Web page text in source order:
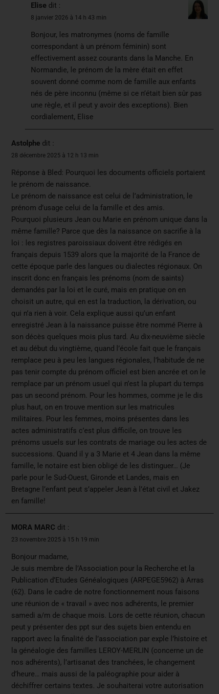
Elise dit :
8 janvier 2026 à 14 h 43 min
Bonjour, les matronymes (noms de famille
correspondant à un prénom féminin) sont
effectivement assez courants dans la Manche. En
Normandie, le prénom de la mère était en effet
souvent donné comme nom de famille aux enfants
nés de père inconnu (même si ce n’était bien sûr pas
une règle, et il peut y avoir des exceptions). Bien
cordialement, Elise
Astolphe dit :
28 décembre 2025 à 12 h 13 min
Réponse à Bled: Pourquoi les documents officiels portaient
le prénom de naissance.
Le prénom de naissance est celui de l’administration, le
prénom d’usage celui de la famille et des amis.
Pourquoi plusieurs Jean ou Marie en prénom unique dans la
même famille? Parce que dès la naissance on sacrifie à la
loi : les registres paroissiaux doivent être rédigés en
français depuis 1539 alors que la majorité de la France de
cette époque parle des langues ou dialectes régionaux. On
inscrit donc en français les prénoms (nom de saints)
demandés par la loi et le curé, mais en pratique on en
choisit un autre, qui en est la traduction, la dérivation, ou
qui n’a rien à voir. Cela explique aussi qu’un enfant
enregistré Jean à la naissance puisse être nommé Pierre à
son décès quelques mois plus tard. Au dix-neuvième siècle
et au début du vingtième, quand l’école fait que le français
remplace peu à peu les langues régionales, l’habitude de ne
pas tenir compte du prénom officiel est bien ancrée et on le
remplace par un prénom usuel qui n’est la plupart du temps
pas un second prénom. Pour les hommes, comme je le dis
plus haut, on en trouve mention sur les matricules
militaires. Pour les femmes, moins présentes dans les
actes administratifs c’est plus difficile, on trouve les
prénoms usuels sur les contrats de mariage ou les actes de
successions. Quand il y a 3 Marie et 4 Jean dans la même
famille, le notaire est bien obligé de les distinguer… (Je
parle pour le Sud-Ouest, Gironde et Landes, mais en
Bretagne l’enfant peut s’appeler Jean à l’état civil et Jakez
en famille!
MORA MARC dit :
23 novembre 2025 à 15 h 19 min
Bonjour madame,
Je suis membre de l’Association pour la Recherche et la
Publication d’Etudes Généalogiques (ARPEGE5962) à Arras
(62). Dans le cadre de notre fonctionnement nous faisons
une réunion de « travail » avec nos adhérents, le premier
samedi a/m de chaque mois. Lors de cette réunion, chacun
peut y présenter des ppt sur des sujets bien entendu en
rapport avec la finalité de l’association par exple l’histoire et
la généalogie des familles LEROY-MERLIN (concerne un de
nos adhérents), l’artisanat des tranchées, le changement
d’heure… mais aussi de la paléographie pour aider à
déchiffrer certains textes. Je souhaiterai votre autorisation